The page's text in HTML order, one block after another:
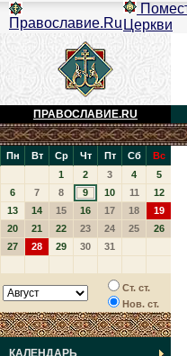
Православие.Ru Церкви
ПРАВОСЛАВИЕ.RU
Пн Вт Ср Чт Пт Сб
Вс
1
2 3 4
5
6
7 8 9 10 11
12
13
14 15 16 17 18
19
20
21 22 23 24 25
26
27
28 29 30 31
Ст. ст.
Нов. ст.
КАЛЕНДАРЬ